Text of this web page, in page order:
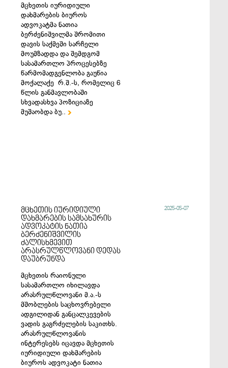
მცხეთის იურიდიული
დახმარების ბიუროს
ადვოკატმა ნათია
ბერძენიშვილმა შრომითი
დავის საქმეში სარჩელი
მოუმზადდა და შემდგომ
სასამართლო პროცესებზე
წარმომადგენლობა გაუწია
მოქალაქე რ.შ.-ს, რომელიც 6
წლის განმავლობაში
სხვადასხვა პოზიციაზე
მუშაობდა ბუ..
მცხეთის იურიდიული
დახმარების სამსახურის
ადვოკატის ნათია
ბერძენიშვილის
ძალისხმევით
არასრულწლოვანი დედას
დაუბრუნდა
მცხეთის რაიონული
სასამართლო იხილავდა
არასრულწლოვანი მ.ა.-ს
მშობლების საცხოვრებელი
ადგილიდან განცალკევების
ვადის გაგრძელების საკითხს.
არასრულწლოვანის
ინტერესებს იცავდა მცხეთის
იურიდიული დახმარების
ბიუროს ადვოკატი ნათია
2025-05-07